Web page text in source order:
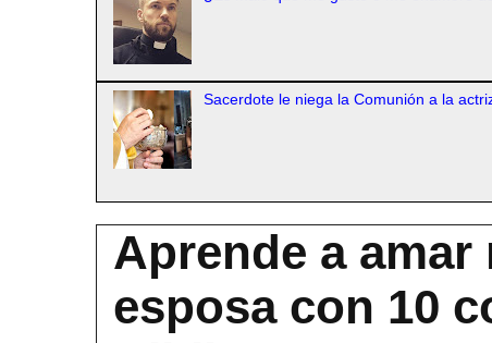
Sacerdote le niega la Comunión a la
Aprende a
esposa con 10